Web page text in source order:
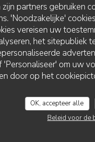
partners gebruiken
'Noodzakelijke'
vereisen uw
het sitepubliek
om uw
door op het
OK, accepteer alle
Beleid voor de
https://